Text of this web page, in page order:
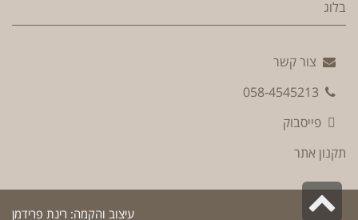
בלוג
צור קשר
058-4545213
פייסבוק
תקנון אתר
עיצוב והקמה: רינת פרידמן גלילה